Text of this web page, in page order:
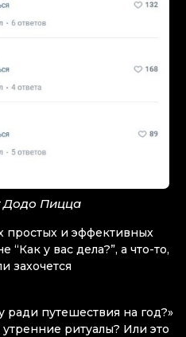
Додо Пицца
простых и эффективных
у вас дела?”, а что-то,
захочется
ради путешествия на год?»
ритуалы? Или это